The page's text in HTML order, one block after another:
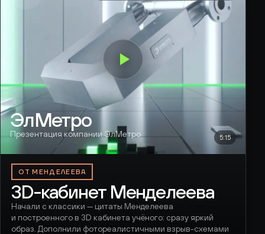
ЭлМетро
Презентация компании ЭлМетро 5:15
ОТ МЕНДЕЛЕЕВА
3D-кабинет Менделеева
Начали с классики — цитаты Менделеева
и построенного в 3D кабинета учёного: сразу яркий
образ. Дополнили фотореалистичными взрыв-схемами